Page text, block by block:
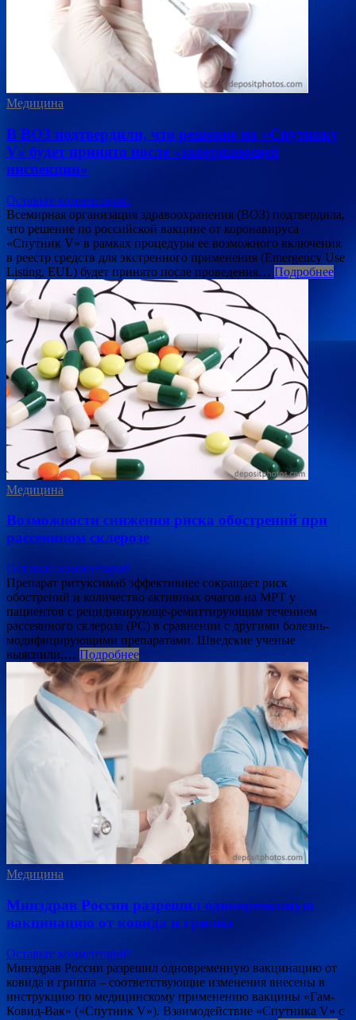
Медицина
В ВОЗ подтвердили, что решение по «Спутнику
V» будет принято после «завершающей
инспекции»
Оставьте комментарий
Всемирная организация здравоохранения (ВОЗ) подтвердила,
что решение по российской вакцине от коронавируса
«Спутник V» в рамках процедуры ее возможного включения
в реестр средств для экстренного применения (Emergency Use
Listing, EUL) будет принято после проведения… Подробнее
Медицина
Возможности снижения риска обострений при
рассеянном склерозе
Оставьте комментарий
Препарат ритуксимаб эффективнее сокращает риск
обострений и количество активных очагов на МРТ у
пациентов с рецидивирующе-ремиттирующим течением
рассеянного склероза (РС) в сравнении с другими болезнь-
модифицирующими препаратами. Шведские ученые
выяснили,… Подробнее
Медицина
Минздрав России разрешил одновременную
вакцинацию от ковида и гриппа
Оставьте комментарий
Минздрав России разрешил одновременную вакцинацию от
ковида и гриппа – соответствующие изменения внесены в
инструкцию по медицинскому применению вакцины «Гам-
Ковид-Вак» («Спутник V»). Взаимодействие «Спутника V» с